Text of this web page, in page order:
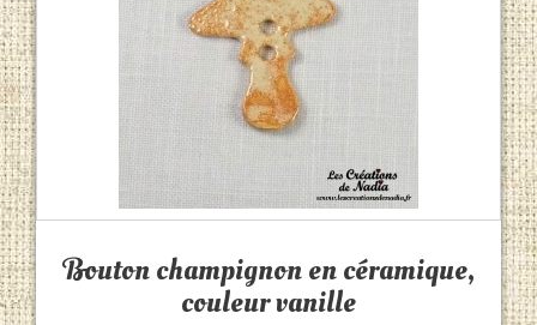
Bouton champignon en céramique,
couleur vanille